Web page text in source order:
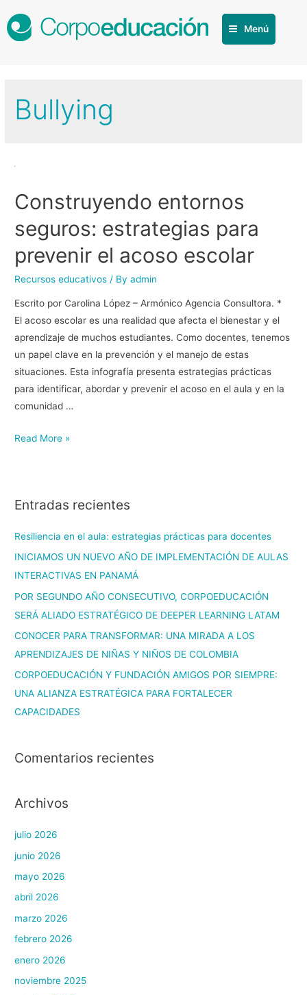
Menú
Bullying
Construyendo entornos
seguros: estrategias para
prevenir el acoso escolar
Recursos educativos / Byadmin
Escrito por Carolina López – Armónico Agencia Consultora. *
El acoso escolar es una realidad que afecta el bienestar y el
aprendizaje de muchos estudiantes. Como docentes, tenemos
un papel clave en la prevención y el manejo de estas
situaciones. Esta infografía presenta estrategias prácticas
para identificar, abordar y prevenir el acoso en el aula y en la
comunidad …
Read More »
Entradas recientes
Resiliencia en el aula: estrategias prácticas para docentes
INICIAMOS UN NUEVO AÑO DE IMPLEMENTACIÓN DE AULAS
INTERACTIVAS EN PANAMÁ
POR SEGUNDO AÑO CONSECUTIVO, CORPOEDUCACIÓN
SERÁ ALIADO ESTRATÉGICO DE DEEPER LEARNING LATAM
CONOCER PARA TRANSFORMAR: UNA MIRADA A LOS
APRENDIZAJES DE NIÑAS Y NIÑOS DE COLOMBIA
CORPOEDUCACIÓN Y FUNDACIÓN AMIGOS POR SIEMPRE:
UNA ALIANZA ESTRATÉGICA PARA FORTALECER
CAPACIDADES
Comentarios recientes
Archivos
julio 2026
junio 2026
mayo 2026
abril 2026
marzo 2026
febrero 2026
enero 2026
noviembre 2025